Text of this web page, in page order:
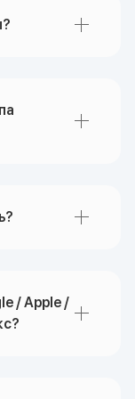
или
/ Apple /